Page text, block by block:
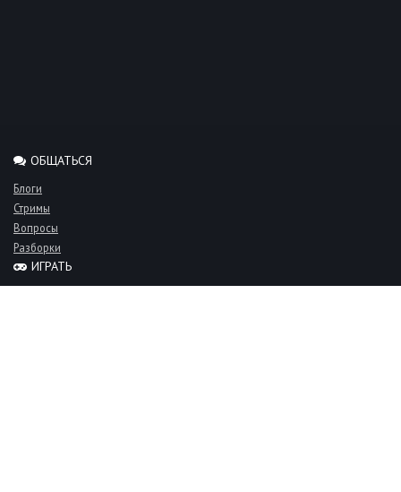
ОБЩАТЬСЯ
Блоги
Стримы
Вопросы
Разборки
ИГРАТЬ